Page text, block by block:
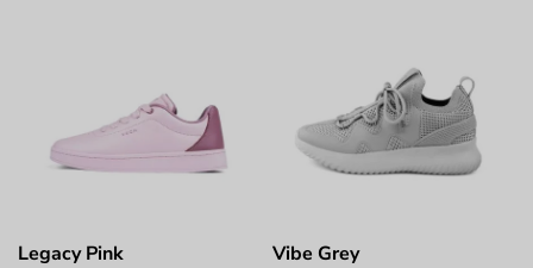
Legacy Pink Vibe Grey